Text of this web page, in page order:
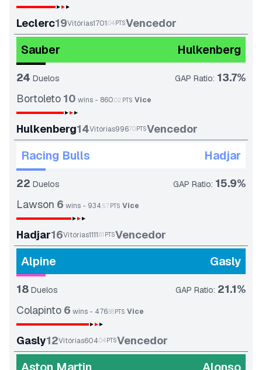
Leclerc19Vitórias1701.04PTSVencedor
Sauber Hulkenberg
24 Duelos GAP Ratio: 13.7%
Bortoleto 10 wins - 860.02 PTS Vice
Hulkenberg14Vitórias99670PTSVencedor
Racing Bulls Hadjar
22 Duelos GAP Ratio: 15.9%
Lawson 6 wins - 934.57PTS Vice
Hadjar16Vitórias1111.81 PTSVencedor
Alpine Gasly
18 Duelos GAP Ratio: 21.1%
Colapinto 6 wins - 476.88PTS Vice
Gasly12Vitórias604.04PTSVencedor